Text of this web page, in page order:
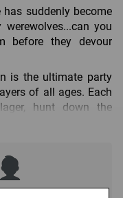
suddenly become
you
before they devour
is the ultimate party
of all ages. Each
hunt down the
the other villagers
roles are available
achieve their